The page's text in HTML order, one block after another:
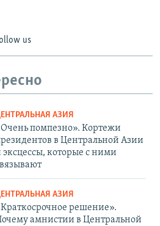
us
АЗИЯ
помпезно». Кортежи
в Центральной Азии
эксцессы, которые с ними
АЗИЯ
решение».
амнистии в Центральной